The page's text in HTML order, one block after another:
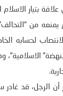
بتيار
يمنعه من
لحسابه
الرجل، قد